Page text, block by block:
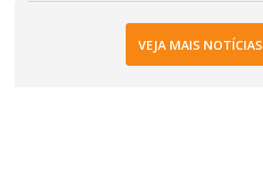
VEJA MAIS NOTÍCIAS